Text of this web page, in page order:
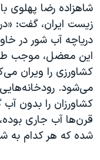
شاهزاده رضا پهلوی
زیست ایران، گفت:
دریاچه آب شور در
این معضل، موجب
کشاورزی را ویران
می‌شود.
کشاورزان را بدون
قرن‌ها آب جاری
شده که هر کدام به